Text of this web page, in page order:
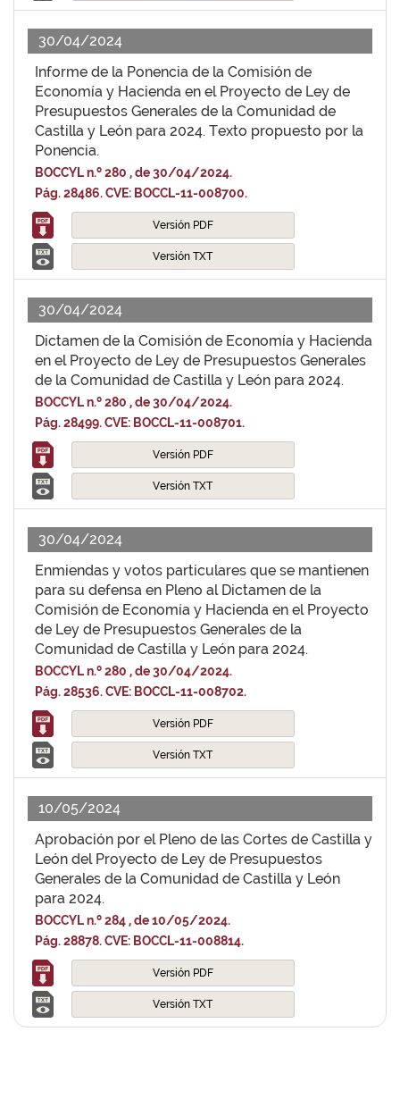
30/04/2024
Informe de la Ponencia de la Comisión de
Economía y Hacienda en el Proyecto de Ley de
Presupuestos Generales de la Comunidad de
Castilla y León para 2024. Texto propuesto por la
Ponencia.
BOCCYL n.º 280 , de 30/04/2024.
Pág. 28486. CVE: BOCCL-11-008700.
Versión PDF
Versión TXT
30/04/2024
Dictamen de la Comisión de Economía y Hacienda
en el Proyecto de Ley de Presupuestos Generales
de la Comunidad de Castilla y León para 2024.
BOCCYL n.º 280 , de 30/04/2024.
Pág. 28499. CVE: BOCCL-11-008701.
Versión PDF
Versión TXT
30/04/2024
Enmiendas y votos particulares que se mantienen
para su defensa en Pleno al Dictamen de la
Comisión de Economía y Hacienda en el Proyecto
de Ley de Presupuestos Generales de la
Comunidad de Castilla y León para 2024.
BOCCYL n.º 280 , de 30/04/2024.
Pág. 28536. CVE: BOCCL-11-008702.
Versión PDF
Versión TXT
10/05/2024
Aprobación por el Pleno de las Cortes de Castilla y
León del Proyecto de Ley de Presupuestos
Generales de la Comunidad de Castilla y León
para 2024.
BOCCYL n.º 284 , de 10/05/2024.
Pág. 28878. CVE: BOCCL-11-008814.
Versión PDF
Versión TXT